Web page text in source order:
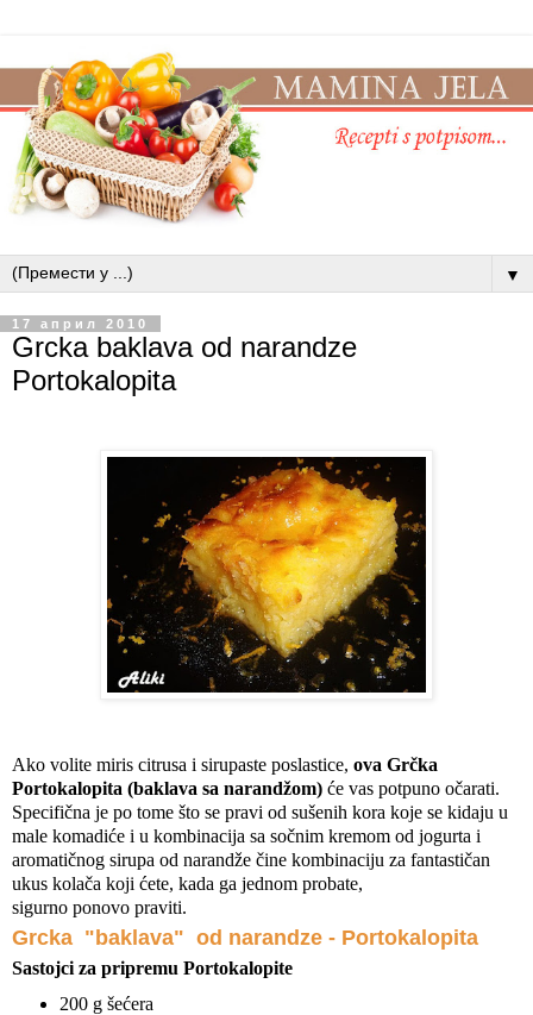
▼
17 април 2010
Grcka baklava od narandze
Portokalopita
Ako volite miris citrusa i sirupaste poslastice, ova Grčka
Portokalopita (baklava sa narandžom) će vas potpuno očarati.
Specifična je po tome što se pravi od sušenih kora koje se kidaju u
male komadiće i u kombinacija sa sočnim kremom od jogurta i
aromatičnog sirupa od narandže čine kombinaciju za fantastičan
ukus kolača koji ćete, kada ga jednom probate,
sigurno ponovo praviti.
Grcka "baklava" od narandze - Portokalopita
Sastojci za pripremu Portokalopite
200 g šećera